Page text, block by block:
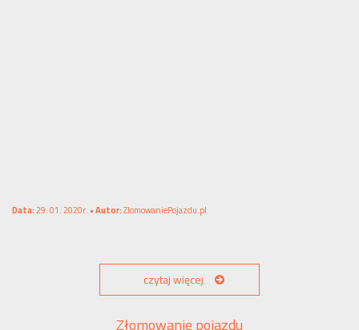
Data:29. 01. 2020r. •Autor:ZlomowaniePojazdu.pl
czytaj więcej